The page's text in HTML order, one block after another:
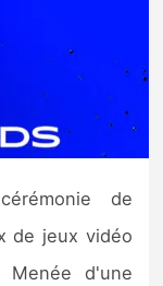
de
de jeux vidéo
Menée d'une